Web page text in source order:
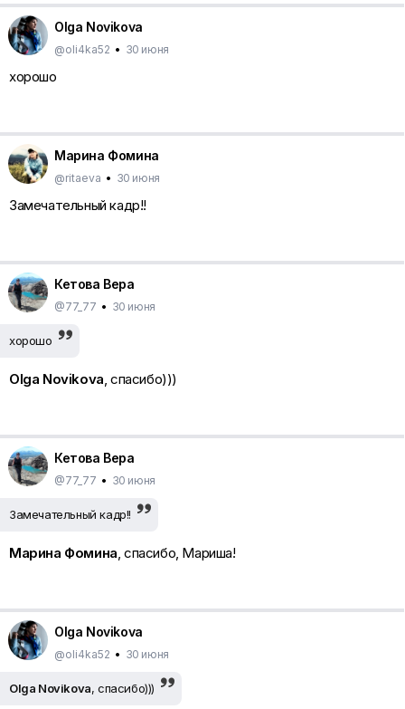
Olga Novikova
@oli4ka52 • 30 июня
хорошо
Марина Фомина
@ritaeva • 30 июня
Замечательный кадр!!
Кетова Вера
@77_77 • 30 июня
хорошо
Olga Novikova, спасибо)))
Кетова Вера
@77_77 • 30 июня
Замечательный кадр!!
Марина Фомина, спасибо, Мариша!
Olga Novikova
@oli4ka52 • 30 июня
Olga Novikova, спасибо)))